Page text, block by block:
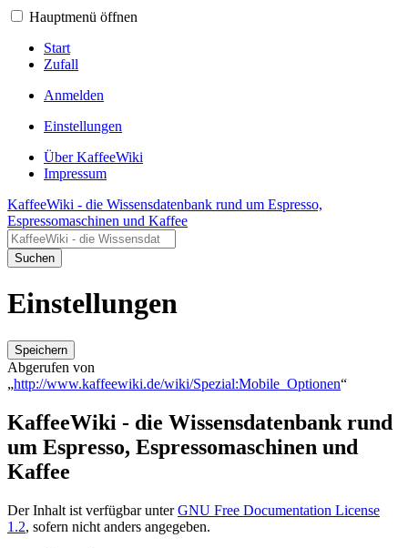
Hauptmenü öffnen
Start
Zufall
Anmelden
Einstellungen
Über KaffeeWiki
Impressum
KaffeeWiki - die Wissensdatenbank rund um Espresso,
Espressomaschinen und Kaffee
Suchen
Einstellungen
Speichern
Abgerufen von
„http://www.kaffeewiki.de/wiki/Spezial:Mobile_Optionen“
KaffeeWiki - die Wissensdatenbank rund
um Espresso, Espressomaschinen und
Kaffee
Der Inhalt ist verfügbar unterGNU Free Documentation License
1.2, sofern nicht anders angegeben.